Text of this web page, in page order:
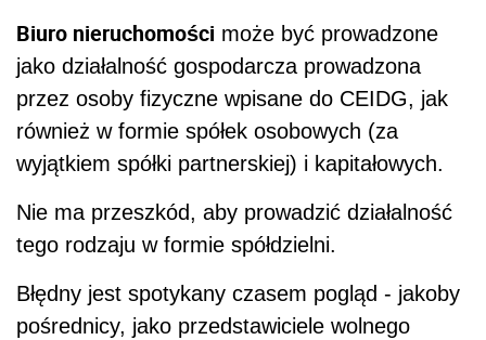
Biuro nieruchomości może być prowadzone
jako działalność gospodarcza prowadzona
przez osoby fizyczne wpisane do CEIDG, jak
również w formie spółek osobowych (za
wyjątkiem spółki partnerskiej) i kapitałowych.
Nie ma przeszkód, aby prowadzić działalność
tego rodzaju w formie spółdzielni.
Błędny jest spotykany czasem pogląd - jakoby
pośrednicy, jako przedstawiciele wolnego